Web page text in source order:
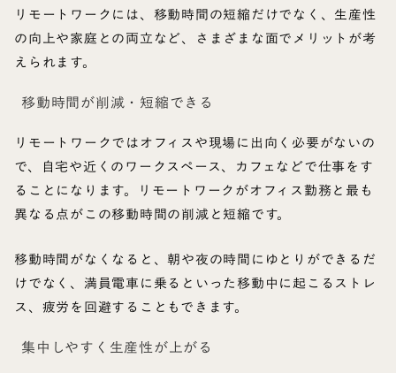
リモートワークには、移動時間の短縮だけでなく、生産性
の向上や家庭との両立など、さまざまな面でメリットが考
えられます。
移動時間が削減・短縮できる
リモートワークではオフィスや現場に出向く必要がないの
で、自宅や近くのワークスペース、カフェなどで仕事をす
ることになります。リモートワークがオフィス勤務と最も
異なる点がこの移動時間の削減と短縮です。
移動時間がなくなると、朝や夜の時間にゆとりができるだ
けでなく、満員電車に乗るといった移動中に起こるストレ
ス、疲労を回避することもできます。
集中しやすく生産性が上がる